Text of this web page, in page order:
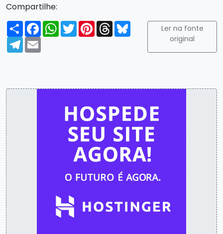
Compartilhe:
Compartilhar
FacebookWhatsApp
TwitterPinterest
ThreadsBluesky
Telegram
Email
Ler na fonte
original